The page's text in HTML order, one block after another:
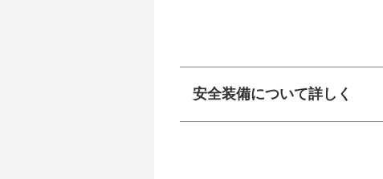
安全装備について詳しく
前走車や歩行者との衝突
ーキアシスト、ABSなど